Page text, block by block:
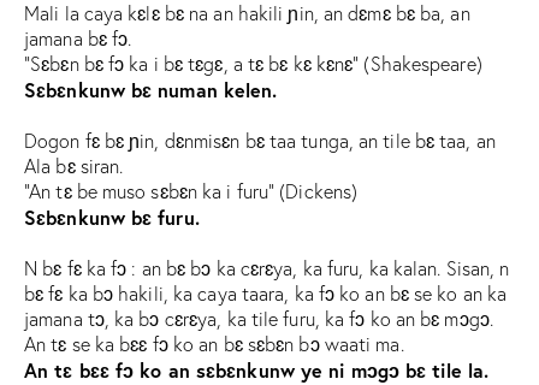
Mali la caya kɛlɛ bɛ na an hakili ɲin, an dɛmɛ bɛ ba, an
jamana bɛ fɔ.
“Sɛbɛn bɛ fɔ ka i bɛ tɛgɛ, a tɛ bɛ kɛ kɛnɛ” (Shakespeare)
Sɛbɛnkunw bɛ numan kelen.
Dogon fɛ bɛ ɲin, dɛnmisɛn bɛ taa tunga, an tile bɛ taa, an
Ala bɛ siran.
“An tɛ be muso sɛbɛn ka i furu” (Dickens)
Sɛbɛnkunw bɛ furu.
N bɛ fɛ ka fɔ : an bɛ bɔ ka cɛrɛya, ka furu, ka kalan. Sisan, n
bɛ fɛ ka bɔ hakili, ka caya taara, ka fɔ ko an bɛ se ko an ka
jamana tɔ, ka bɔ cɛrɛya, ka tile furu, ka fɔ ko an bɛ mɔgɔ.
An tɛ se ka bɛɛ fɔ ko an bɛ sɛbɛn bɔ waati ma.
An tɛ bɛɛ fɔ ko an sɛbɛnkunw ye ni mɔgɔ bɛ tile la.